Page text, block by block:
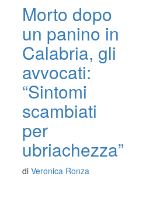
Morto dopo
un panino in
Calabria, gli
avvocati:
“Sintomi
scambiati
per
ubriachezza”
di Veronica Ronza